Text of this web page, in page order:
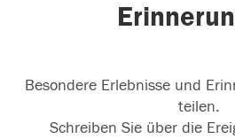
Besondere Erlebnisse und
teilen.
Schreiben Sie über die